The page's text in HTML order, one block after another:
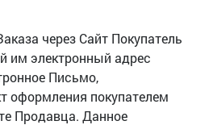
через Сайт Покупатель
им электронный адрес
Письмо,
оформления покупателем
Продавца. Данное